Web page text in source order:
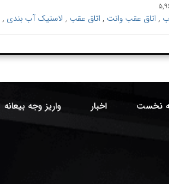
, اتاق عقب وانت , اتاق عقب , لاستیک آب بندی ,
نخست اخبار واریز وجه بیعانه